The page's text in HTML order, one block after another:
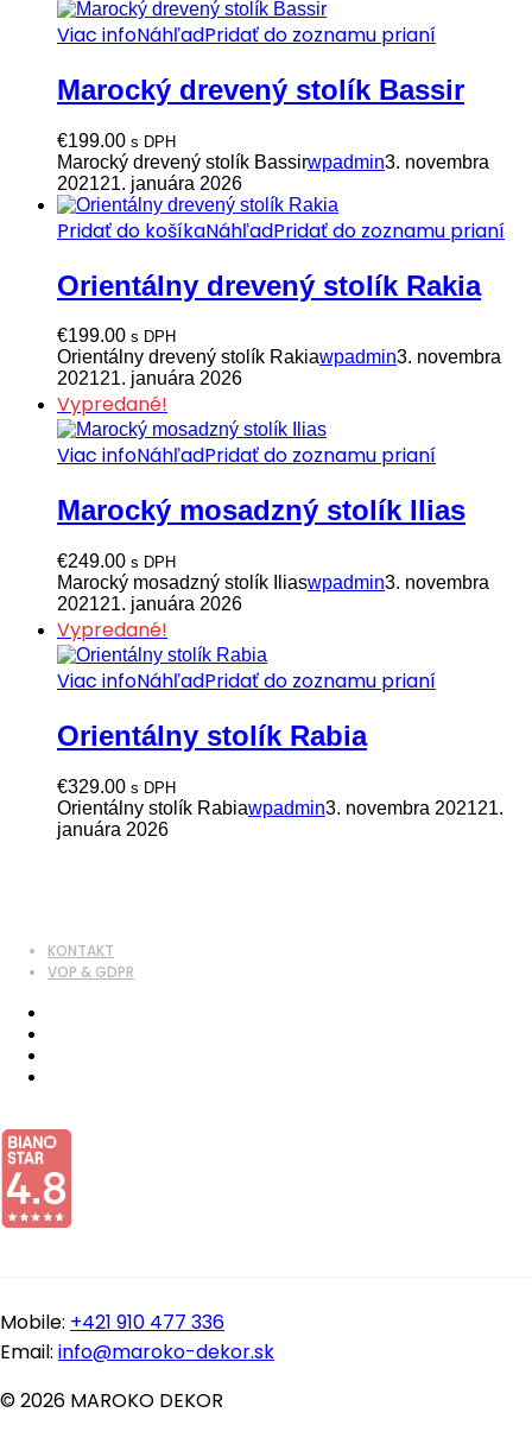
Viac infoNáhľadPridať do zoznamu prianí
Marocký drevený stolík Bassir
€199.00 s DPH
Marocký drevený stolík Bassirwpadmin3. novembra
202121. januára 2026
Pridať do košíkaNáhľadPridať do zoznamu prianí
Orientálny drevený stolík Rakia
€199.00 s DPH
Orientálny drevený stolík Rakiawpadmin3. novembra
202121. januára 2026
Vypredané!
Viac infoNáhľadPridať do zoznamu prianí
Marocký mosadzný stolík Ilias
€249.00 s DPH
Marocký mosadzný stolík Iliaswpadmin3. novembra
202121. januára 2026
Vypredané!
Viac infoNáhľadPridať do zoznamu prianí
Orientálny stolík Rabia
€329.00 s DPH
Orientálny stolík Rabiawpadmin3. novembra 202121.
januára 2026
KONTAKT
VOP & GDPR
Mobile: +421 910 477 336
Email: info@maroko-dekor.sk
© 2026 MAROKO DEKOR